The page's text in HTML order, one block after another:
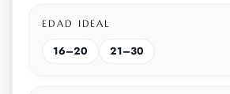
EDAD IDEAL
16–20 21–30